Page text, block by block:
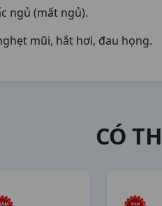
ngủ (mất ngủ).
mũi, hắt hơi, đau họng.
CÓ